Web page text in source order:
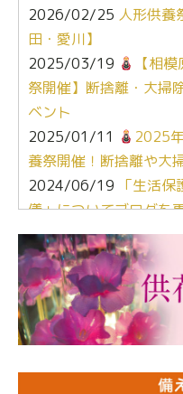
2026/02/25 人形供養
田・愛川】
2025/03/19
【相
祭開催】断捨離・大掃
ベント
2025/01/11
2025
養祭開催！断捨離や大
2024/06/19 「生活
儀」についてブログを
2024/03/06【終活な
ぶ！はじめてのお葬式
瀬 ご参加ありがとう
2024/01/19令和6年
告
人形供